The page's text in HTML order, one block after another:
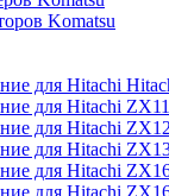
Komatsu
для Hitachi
для Hitachi
для Hitachi
для Hitachi
для Hitachi
для Hitachi